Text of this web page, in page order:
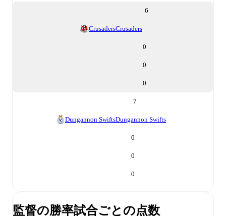
6
CrusadersCrusaders
0
0
0
7
Dungannon SwiftsDungannon Swifts
0
0
0
監督の勝率試合ごとの点数